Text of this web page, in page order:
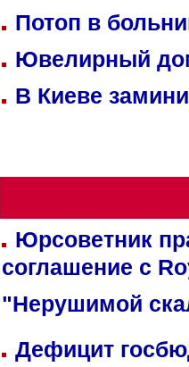
Потоп в
Ювелирный
В Киеве
Юрсоветник
соглашение с
"Нерушимой
Дефицит